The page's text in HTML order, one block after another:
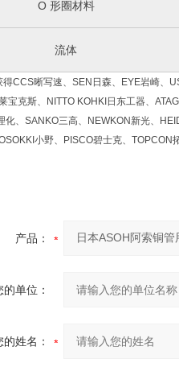
O 形圈材料
流体
得CCS晰写速、SEN日森、EYE岩崎、
宝克斯、NITTO KOHKI日东工器、
化、SANKO三高、NEWKON新光、
小野、PISCO碧士克、
产品：
的单位：
的姓名：